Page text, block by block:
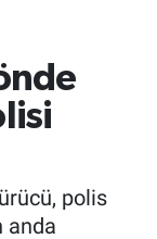
polis
anda